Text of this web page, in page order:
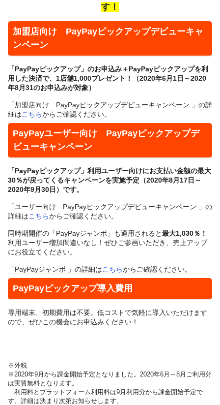
す！
加盟店向け PayPayピックアップデビューキャ
ンペーン
「PayPayピックアップ」のお申込み＋PayPayピックアップを利
用した決済で、1店舗1,000プレゼント！（2020年6月1日～2020
年8月31のお申込みが対象）
「加盟店向け PayPayピックアップデビューキャンペーン 」の詳
細はこちらからご確認ください。
PayPayユーザー向け PayPayピックアップデ
ビューキャンペーン
「PayPayピックアップ」利用ユーザー向けにお支払い金額の最大
30％が戻ってくるキャンペーンを実施予定（2020年8月17日～
2020年9月30日）です。
「ユーザー向け PayPayピックアップデビューキャンペーン 」の
詳細はこちらからご確認ください。
同時期開催の「PayPayジャンボ」も適用されると最大1,030％！
利用ユーザー増加間違いなし！ぜひご参画いただき、売上アップ
にお役立てください。
「PayPayジャンボ 」の詳細はこちらからご確認ください。
PayPayピックアップ導入費用
専用端末、初期費用は不要。低コストで気軽に導入いただけます
ので、ぜひこの機会にお申込みください！
※外税
※2020年9月から課金開始予定となりました。2020年6月～8月ご利用分
は実質無料となります。
利用料とプラットフォーム利用料は9月利用分から課金開始予定で
す。詳細は決まり次第お知らせします。